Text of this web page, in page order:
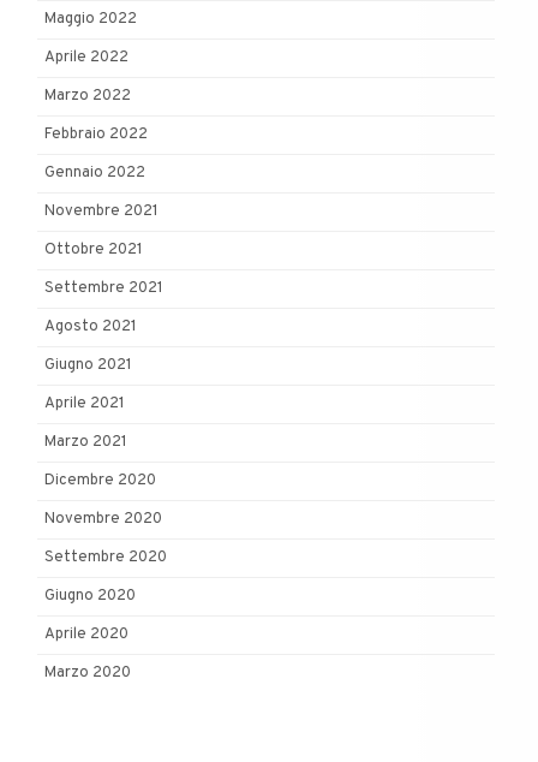
Maggio 2022
Aprile 2022
Marzo 2022
Febbraio 2022
Gennaio 2022
Novembre 2021
Ottobre 2021
Settembre 2021
Agosto 2021
Giugno 2021
Aprile 2021
Marzo 2021
Dicembre 2020
Novembre 2020
Settembre 2020
Giugno 2020
Aprile 2020
Marzo 2020